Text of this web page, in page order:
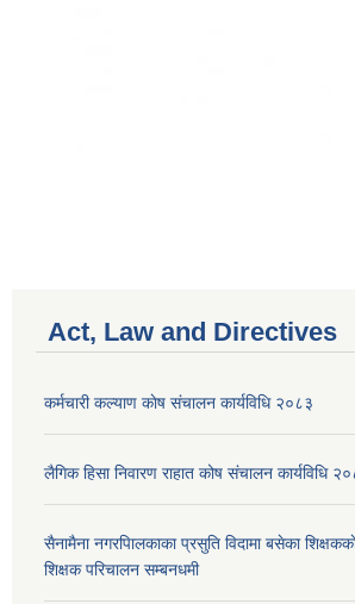
Act, Law and Directives
कर्मचारी कल्याण काेष संचालन कार्यविधि २०८३
लैगिक हिसा निवारण राहात कोष संचालन कार्यविधि
सैनामैना नगरपािलकाका प्रसुति विदामा बसेका
शिक्षक परिचालन सम्बनधमी